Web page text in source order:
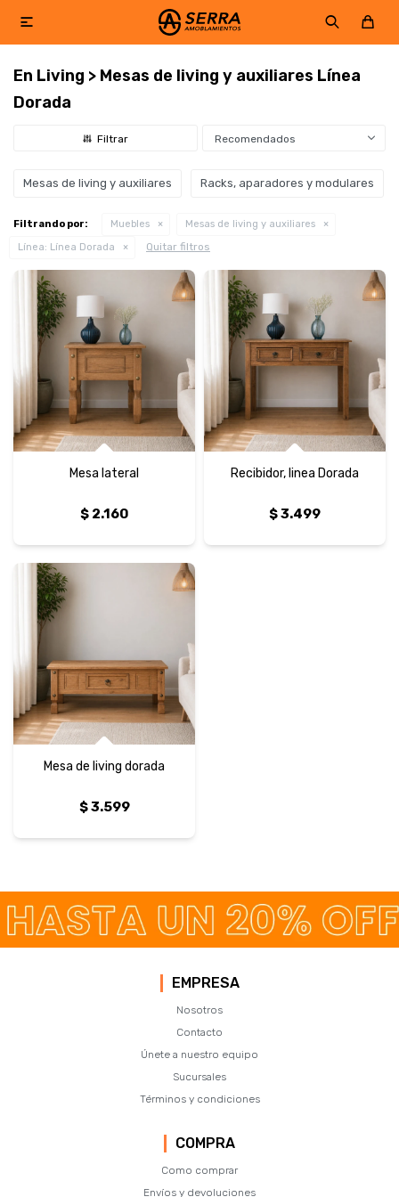

En Living > Mesas de living y auxiliares Línea
Dorada
Recomendados
Mesas de living y auxiliares Racks, aparadores y modulares
Filtrando por: Muebles
Mesas de living y auxiliares
Línea: Línea Dorada Quitar filtros
Mesa lateral
$ 2.160
Recibidor, linea Dorada
$3.499
Mesa de living dorada
$3.599
EMPRESA
Nosotros
Contacto
Únete a nuestro equipo
Sucursales
Términos y condiciones
COMPRA
Como comprar
Envíos y devoluciones